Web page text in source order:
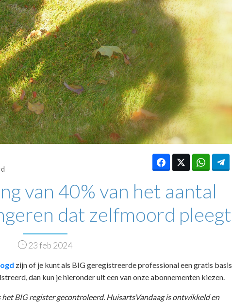
VAKHANDEL
van 40% van het aantal
dat zelfmoord pleegt
23 feb 2024
zijn of je kunt als BIG geregistreerde professional een gratis basis
dan kun je hieronder uit een van onze abonnementen kiezen.
BIG register gecontroleerd. HuisartsVandaag is ontwikkeld en